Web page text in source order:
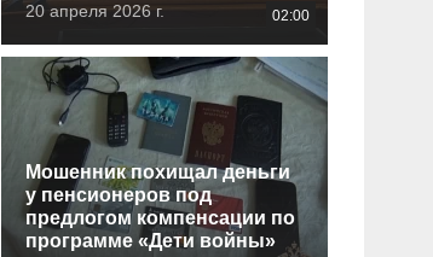
20 апреля 2026 г. 02:00
Мошенник похищал деньги
у пенсионеров под
предлогом компенсации по
программе «Дети войны»